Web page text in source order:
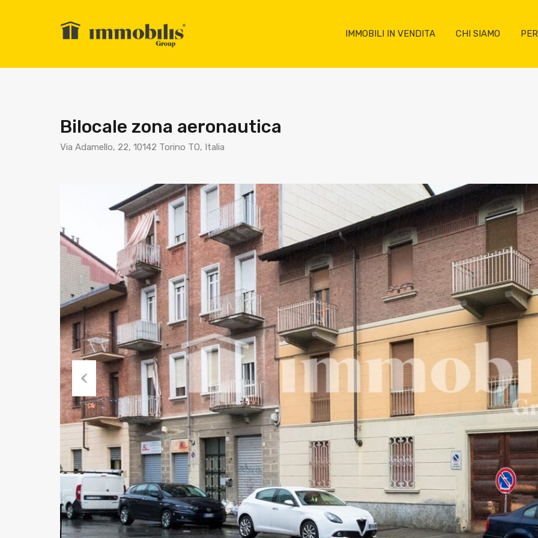
IMMOBILI IN VENDITA CHI SIAMO
Bilocale zona aeronautica
Via Adamello, 22, 10142 Torino TO, Italia
Previ
ous